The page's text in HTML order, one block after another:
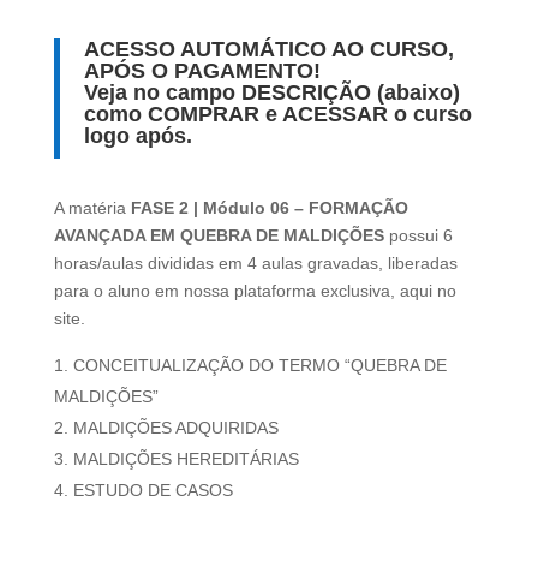
ACESSO AUTOMÁTICO AO CURSO,
APÓS O PAGAMENTO!
Veja no campo DESCRIÇÃO (abaixo)
como COMPRAR e ACESSAR o curso
logo após.
A matéria FASE 2 | Módulo 06 – FORMAÇÃO
AVANÇADA EM QUEBRA DE MALDIÇÕESpossui 6
horas/aulas divididas em 4 aulas gravadas, liberadas
para o aluno em nossa plataforma exclusiva, aqui no
site.
CONCEITUALIZAÇÃO DO TERMO “QUEBRA DE
MALDIÇÕES”
MALDIÇÕES ADQUIRIDAS
MALDIÇÕES HEREDITÁRIAS
ESTUDO DE CASOS